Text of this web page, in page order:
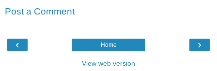
Post a Comment
‹ ›
Home
View web version